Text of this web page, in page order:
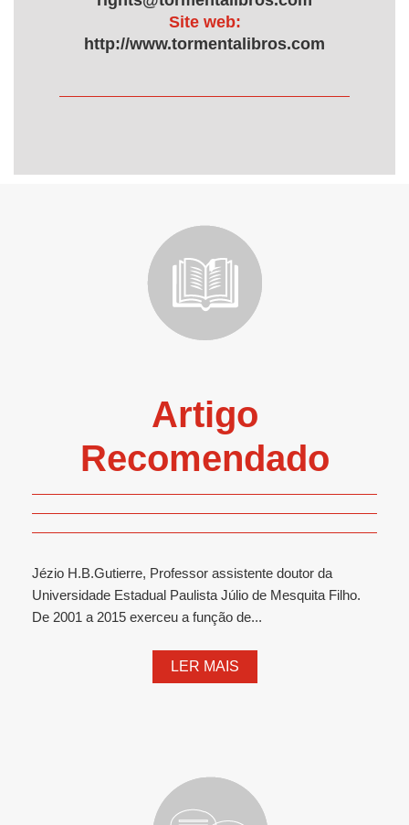
Site web:
http://www.tormentalibros.com
Artigo
Recomendado
Jézio H.B.Gutierre, Professor assistente doutor da
Universidade Estadual Paulista Júlio de Mesquita Filho.
De 2001 a 2015 exerceu a função de...
LER MAIS